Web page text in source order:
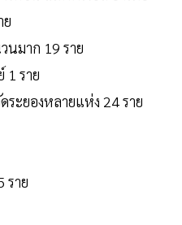
ย
จำนวนมาก 19 ราย
ราย
ะยองหลายแห่ง 24 ราย
ราย